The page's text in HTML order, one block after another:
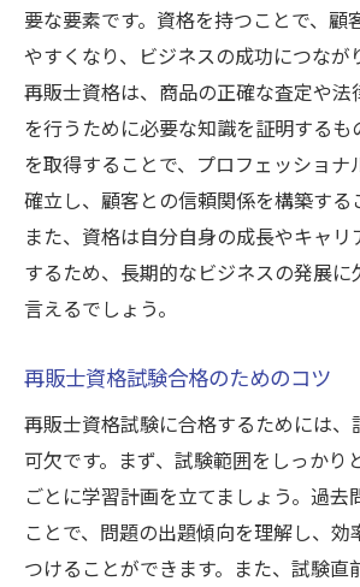
買取ビジネスで必要な資格とそ
買取ビジネスに必要な資格一
資格取得が買取業界での成
買取ビジネスにおける資格
買取再販士資格の取得に向
買取ビジネスのプロになる
資格取得後の買取ビジネス
買取再販とは？ビジネス成功の
買取再販ビジネスの基本概
買取再販業界での成功例と
買取再販事業における成長
買取再販の未来とビジネス
買取再販ビジネスでの成功
要な要素です。資格を持つことで、顧
やすくなり、ビジネスの成功につなが
再販士資格は、商品の正確な査定や法
を行うために必要な知識を証明するも
を取得することで、プロフェッショナ
確立し、顧客との信頼関係を構築する
また、資格は自分自身の成長やキャ
するため、長期的なビジネスの発展に
言えるでしょう。
再販士資格試験合格のためのコツ
再販士資格試験に合格するためには、
可欠です。まず、試験範囲をしっかり
ごとに学習計画を立てましょう。過去
ことで、問題の出題傾向を理解し、効
つけることができます。また、試験直